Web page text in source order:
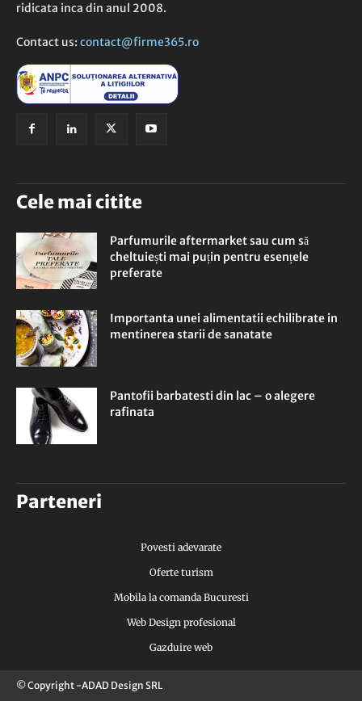
ridicata inca din anul 2008.
Contact us: contact@firme365.ro
Cele mai citite
Parfumurile aftermarket sau cum să
cheltuiești mai puțin pentru esențele
preferate
Importanta unei alimentatii echilibrate in
mentinerea starii de sanatate
Pantofii barbatesti din lac – o alegere
rafinata
Parteneri
Povesti adevarate
Oferte turism
Mobila la comanda Bucuresti
Web Design profesional
Gazduire web
© Copyright -ADAD Design SRL